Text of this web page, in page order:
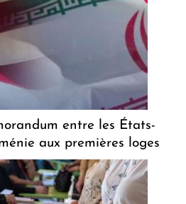
entre les États-
aux premières loges